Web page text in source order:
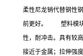
柔性尼龙销代替钢性
前更好。 塑料模块
性，耐冲击。具有较
接近于金属；拉伸强